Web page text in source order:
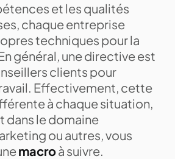
et les qualités
chaque entreprise
techniques pour la
général, une directive est
clients pour
Effectivement, cette
à chaque situation,
dans le domaine
ou autres, vous
macroà suivre.